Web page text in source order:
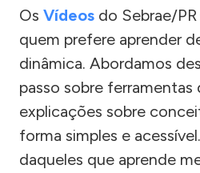
Os Vídeos do Sebrae/
quem prefere aprender
dinâmica. Abordamos
passo sobre
explicações sobre
forma simples e
daqueles que aprende